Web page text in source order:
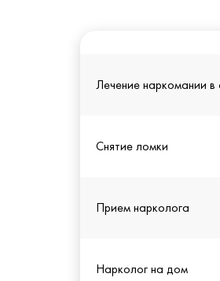
Лечение наркомании в
Снятие ломки
Прием нарколога
Нарколог на дом